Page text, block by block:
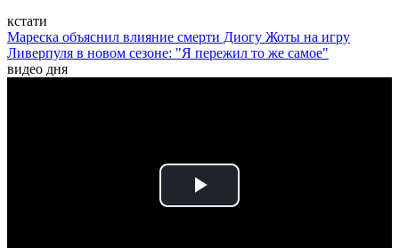
кстати
Мареска объяснил влияние смерти Диогу Жоты на игру
Ливерпуля в новом сезоне: "Я пережил то же самое"
видео дня
Play